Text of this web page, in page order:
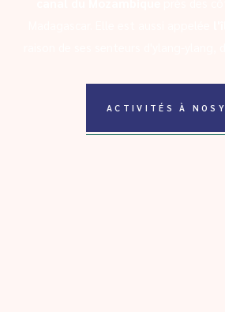
ACTIVITÉS À